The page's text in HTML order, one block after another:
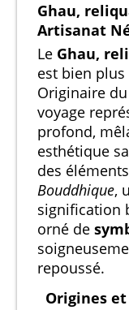
Ghau,
Artisanat
Le Ghau,
est bien
Originaire
voyage
profond,
esthétique
des
Bouddhique,
signification
orné de
repoussé.
Origines